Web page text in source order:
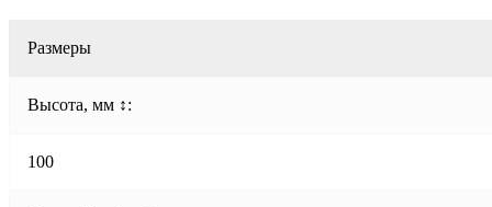
Размеры
Высота, мм ↕:
100